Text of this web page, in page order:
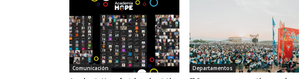
Comunicación Departamentos